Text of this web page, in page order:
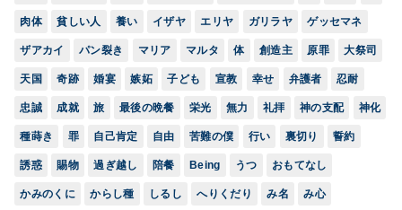
肉体 貧しい人 養い イザヤ エリヤ ガリラヤ ゲッセマネ
ザアカイ パン裂き マリア マルタ 体 創造主 原罪 大祭司
天国 奇跡 婚宴 嫉妬 子ども 宣教 幸せ 弁護者 忍耐
忠誠 成就 旅 最後の晩餐 栄光 無力 礼拝 神の支配 神化
種蒔き 罪 自己肯定 自由 苦難の僕 行い 裏切り 誓約
誘惑 賜物 過ぎ越し 陪餐 Being うつ おもてなし
かみのくに からし種 しるし へりくだり み名 み心